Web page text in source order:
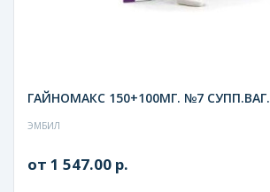
ГАЙНОМАКС 150+100МГ. №7 СУПП.ВАГ.
ЭМБИЛ
от 1 547.00 р.